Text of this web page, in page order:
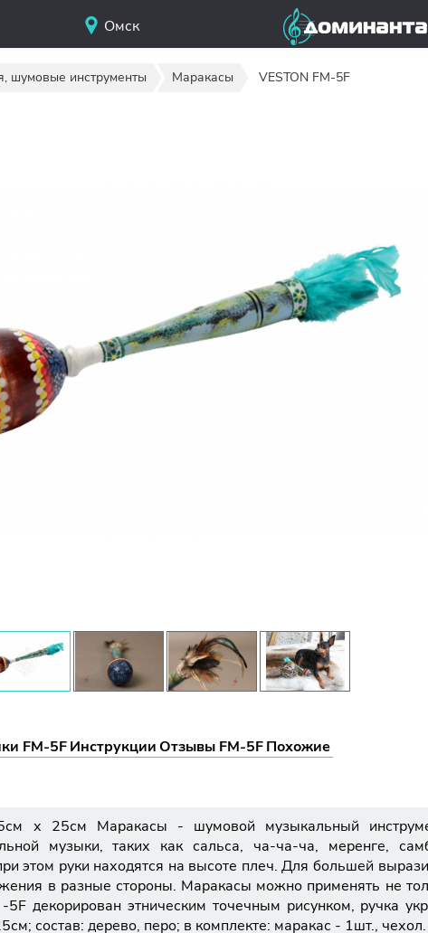
Омск
шумовые инструменты Маракасы VESTON FM-5F
FM-5FИнструкцииОтзывы FM-5FПохожие
х 25см Маракасы - шумовой музыкальный
музыки, таких как сальса, ча-ча-ча, меренге,
этом руки находятся на высоте плеч. Для большей
в разные стороны. Маракасы можно применять не
декорирован этническим точечным рисунком, ручка
состав: дерево, перо; в комплекте: маракас - 1шт., чехол.